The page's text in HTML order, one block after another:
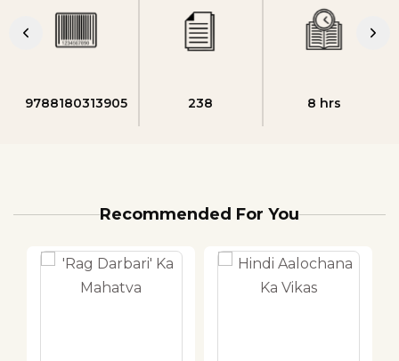
9788180313905 238 8 hrs
Recommended For You